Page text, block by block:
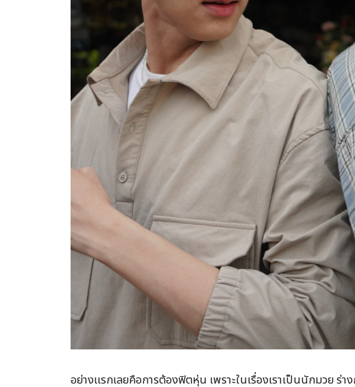
อย่างแรกเลยคือการต้องฟิตหุ่น เพราะในเรื่องเราเป็นนักมวย